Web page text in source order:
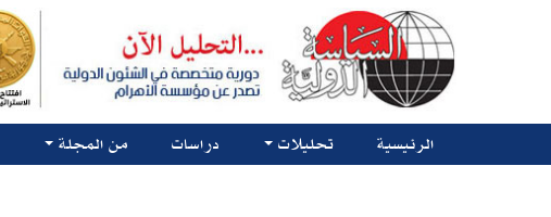
الرئيسية تحليلات دراسات من المجلة